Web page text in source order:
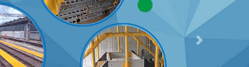
Next